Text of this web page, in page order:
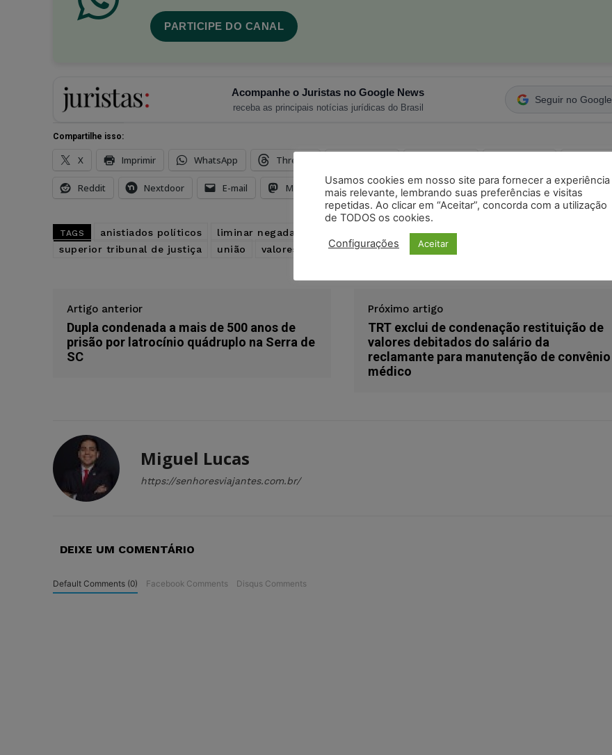
PARTICIPE DO CANAL
Acompanhe o Juristas no Google News
receba as principais notícias jurídicas do Brasil
Seguir no Google
Compartilhe isso:
X Imprimir WhatsApp Threads
Reddit Nextdoor E-mail Mastodon LinkedIn
TAGS anistiados políticos liminar negada mandado de segurança
receber valores retroativos
superior tribunal de justiça
união valores devidos
Artigo anterior
Dupla condenada a mais de 500 anos de
prisão por latrocínio quádruplo na Serra de
SC
Próximo artigo
TRT exclui de condenação restituição de
valores debitados do salário da
reclamante para manutenção de convênio
médico
Miguel Lucas
https://senhoresviajantes.com.br/
DEIXE UM COMENTÁRIO
Default Comments (0) Facebook Comments Disqus Comments
Usamos cookies em nosso site para fornecer a experiência
mais relevante, lembrando suas preferências e visitas
repetidas. Ao clicar em “Aceitar”, concorda com a utilização
de TODOS os cookies.
Configurações Aceitar